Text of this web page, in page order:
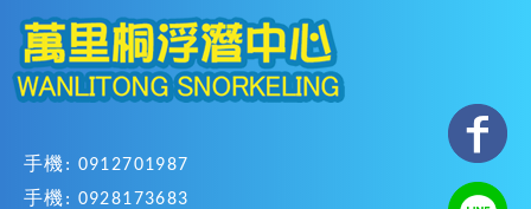
手機: 0912701987
手機: 0928173683